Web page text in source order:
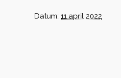
Datum: 11 april 2022